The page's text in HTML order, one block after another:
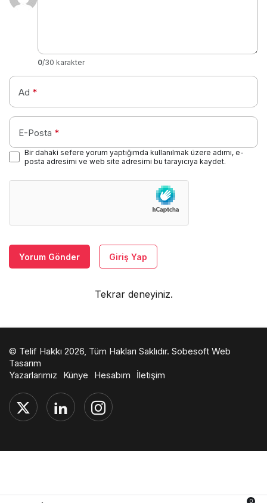
0/30 karakter
Ad *
E-Posta *
Bir dahaki sefere yorum yaptığımda kullanılmak üzere adımı, e-
posta adresimi ve web site adresimi bu tarayıcıya kaydet.
Yorum Gönder Giriş Yap
Tekrar deneyiniz.
© Telif Hakkı 2026, Tüm Hakları Saklıdır. Sobesoft Web
Tasarım
Yazarlarımız
Künye Hesabım İletişim
0